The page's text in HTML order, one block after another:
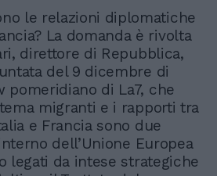
le relazioni diplomatiche
La domanda è rivolta
direttore di Repubblica,
del 9 dicembre di
pomeridiano di La7, che
migranti e i rapporti tra
e Francia sono due
dell’Unione Europea
legati da intese strategiche